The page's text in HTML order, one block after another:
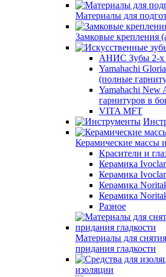
Материалы для
Замковые крепления
АНИС Зубы 2-х
Yamahachi
(полные
Yamahachi New
гарнитуров в
VITA MFT
Керамические массы
Красители и
Керамика
Керамика
Керамика
Керамика
Разное
Материалы для
придания гладкости
изоляции